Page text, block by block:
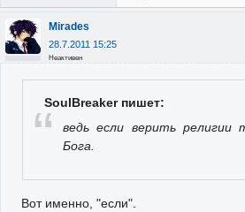
Mirades
28.7.2011 15:25
Неактивен
SoulBreaker пишет:
ведь если верить религии
Бога.
Вот именно, "если".